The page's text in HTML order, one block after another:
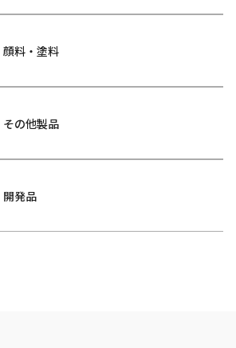
顔料・塗料
その他製品
開発品